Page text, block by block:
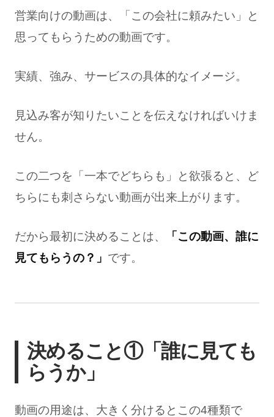
営業向けの動画は、「この会社に頼みたい」と
思ってもらうための動画です。
実績、強み、サービスの具体的なイメージ。
見込み客が知りたいことを伝えなければいけま
せん。
この二つを「一本でどちらも」と欲張ると、ど
ちらにも刺さらない動画が出来上がります。
だから最初に決めることは、
「この動画、誰に
見てもらうの？」 です。
決めること①「誰に見ても
らうか」
動画の用途は、大きく分けるとこの4種類で